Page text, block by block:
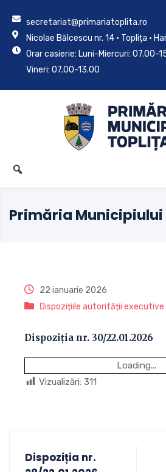
secretariat@primariatoplita.ro
Nicolae Bălcescu nr. 14 • Toplița •
Orar casierie: Luni-Miercuri: 07.00-
Vineri: 07.00-13.00
Primăria
22 ianuarie 2026
Dispozițiile autorității executive
Dispoziția nr. 30/22.01.2026
Loading...
Vizualizări: 311
Dispoziția nr.